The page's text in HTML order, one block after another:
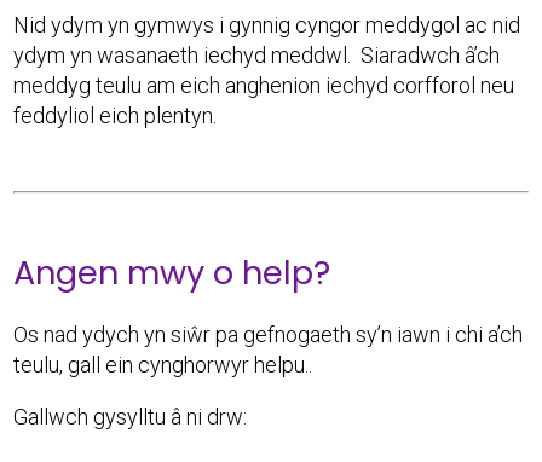
Nid ydym yn gymwys i gynnig cyngor meddygol ac nid
ydym yn wasanaeth iechyd meddwl. Siaradwch â’ch
meddyg teulu am eich anghenion iechyd corfforol neu
feddyliol eich plentyn.
Angen mwy o help?
Os nad ydych yn siŵr pa gefnogaeth sy’n iawn i chi a’ch
teulu, gall ein cynghorwyr helpu..
Gallwch gysylltu â ni drw: